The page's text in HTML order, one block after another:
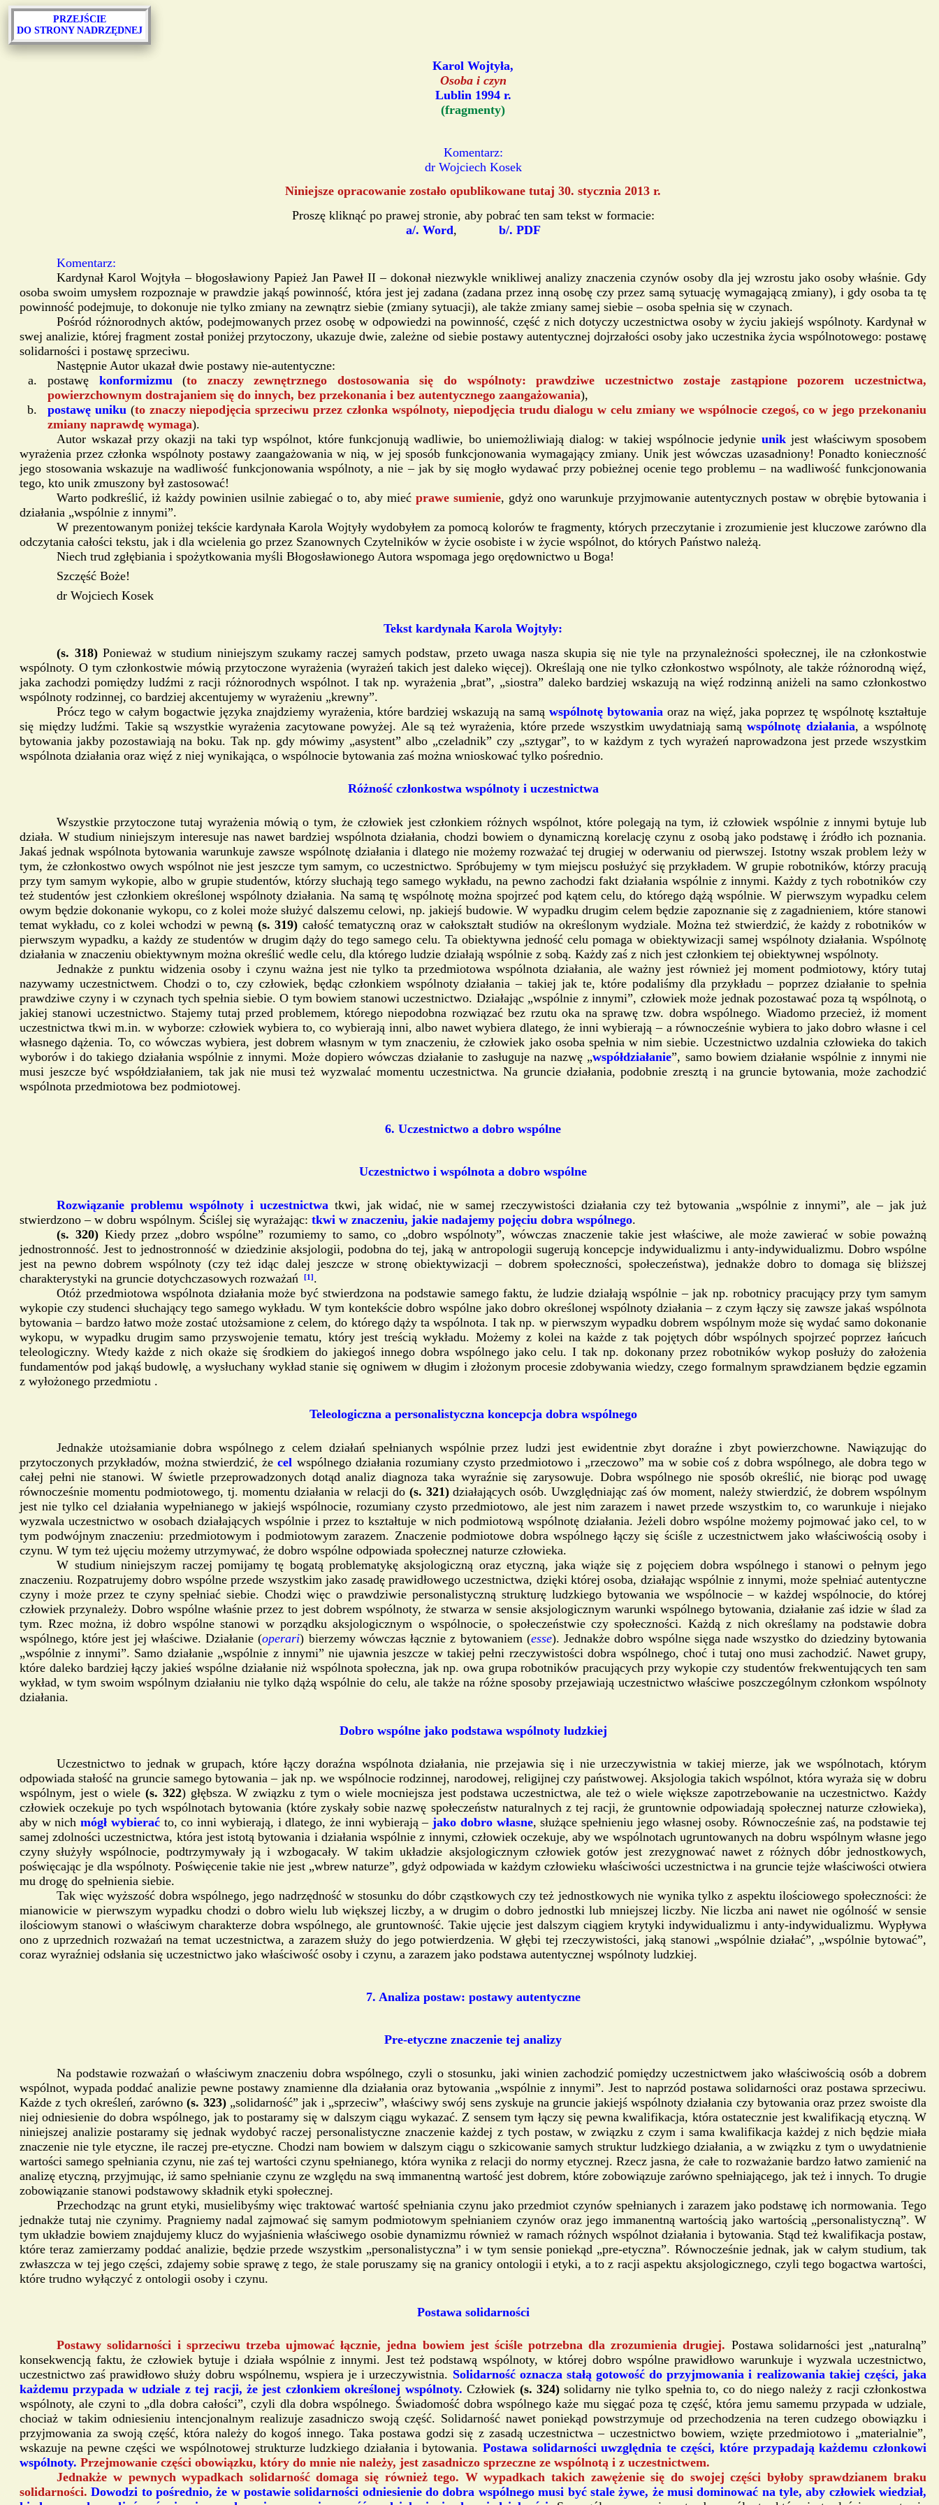
PRZEJŚCIE
DO STRONY NADRZĘDNEJ
Karol Wojtyła,
Osoba i czyn
Lublin 1994 r.
(fragmenty)
Komentarz:
dr Wojciech Kosek
Niniejsze opracowanie zostało opublikowane tutaj 30. stycznia 2013 r.
Proszę kliknąć po prawej stronie, aby pobrać ten sam tekst w formacie:
a/. Word, b/. PDF
Komentarz:
Kardynał Karol Wojtyła – błogosławiony Papież Jan Paweł II – dokonał niezwykle wnikliwej analizy znaczenia czynów osoby dla jej wzrostu jako osoby właśnie. Gdy
osoba swoim umysłem rozpoznaje w prawdzie jakąś powinność, która jest jej zadana (zadana przez inną osobę czy przez samą sytuację wymagającą zmiany), i gdy osoba ta tę
powinność podejmuje, to dokonuje nie tylko zmiany na zewnątrz siebie (zmiany sytuacji), ale także zmiany samej siebie – osoba spełnia się w czynach.
Pośród różnorodnych aktów, podejmowanych przez osobę w odpowiedzi na powinność, część z nich dotyczy uczestnictwa osoby w życiu jakiejś wspólnoty. Kardynał w
swej analizie, której fragment został poniżej przytoczony, ukazuje dwie, zależne od siebie postawy autentycznej dojrzałości osoby jako uczestnika życia wspólnotowego: postawę
solidarności i postawę sprzeciwu.
Następnie Autor ukazał dwie postawy nie-autentyczne:
postawę konformizmu(to znaczy zewnętrznego dostosowania się do wspólnoty: prawdziwe uczestnictwo zostaje zastąpione pozorem uczestnictwa,
powierzchownym dostrajaniem się do innych, bez przekonania i bez autentycznego zaangażowania),
postawę uniku (to znaczy niepodjęcia sprzeciwu przez członka wspólnoty, niepodjęcia trudu dialogu w celu zmiany we wspólnocie czegoś, co w jego przekonaniu
zmiany naprawdę wymaga).
Autor wskazał przy okazji na taki typ wspólnot, które funkcjonują wadliwie, bo uniemożliwiają dialog: w takiej wspólnocie jedynie unikjest właściwym sposobem
wyrażenia przez członka wspólnoty postawy zaangażowania w nią, w jej sposób funkcjonowania wymagający zmiany. Unik jest wówczas uzasadniony! Ponadto konieczność
jego stosowania wskazuje na wadliwość funkcjonowania wspólnoty, a nie – jak by się mogło wydawać przy pobieżnej ocenie tego problemu – na wadliwość funkcjonowania
tego, kto unik zmuszony był zastosować!
Warto podkreślić, iż każdy powinien usilnie zabiegać o to, aby miećprawe sumienie, gdyż ono warunkuje przyjmowanie autentycznych postaw w obrębie bytowania i
działania „wspólnie z innymi”.
W prezentowanym poniżej tekście kardynała Karola Wojtyły wydobyłem za pomocą kolorów te fragmenty, których przeczytanie i zrozumienie jest kluczowe zarówno dla
odczytania całości tekstu, jak i dla wcielenia go przez Szanownych Czytelników w życie osobiste i w życie wspólnot, do których Państwo należą.
Niech trud zgłębiania i spożytkowania myśli Błogosławionego Autora wspomaga jego orędownictwo u Boga!
Szczęść Boże!
dr Wojciech Kosek
Tekst kardynała Karola Wojtyły:
(s. 318)Ponieważ w studium niniejszym szukamy raczej samych podstaw, przeto uwaga nasza skupia się nie tyle na przynależności społecznej, ile na członkostwie
wspólnoty. O tym członkostwie mówią przytoczone wyrażenia (wyrażeń takich jest daleko więcej). Określają one nie tylko członkostwo wspólnoty, ale także różnorodną więź,
jaka zachodzi pomiędzy ludźmi z racji różnorodnych wspólnot. I tak np. wyrażenia „brat”, „siostra” daleko bardziej wskazują na więź rodzinną aniżeli na samo członkostwo
wspólnoty rodzinnej, co bardziej akcentujemy w wyrażeniu „krewny”.
Prócz tego w całym bogactwie języka znajdziemy wyrażenia, które bardziej wskazują na samą wspólnotę bytowania oraz na więź, jaka poprzez tę wspólnotę kształtuje
się między ludźmi. Takie są wszystkie wyrażenia zacytowane powyżej. Ale są też wyrażenia, które przede wszystkim uwydatniają samąwspólnotę działania, a wspólnotę
bytowania jakby pozostawiają na boku. Tak np. gdy mówimy „asystent” albo „czeladnik” czy „sztygar”, to w każdym z tych wyrażeń naprowadzona jest przede wszystkim
wspólnota działania oraz więź z niej wynikająca, o wspólnocie bytowania zaś można wnioskować tylko pośrednio.
Różność członkostwa wspólnoty i uczestnictwa
Wszystkie przytoczone tutaj wyrażenia mówią o tym, że człowiek jest członkiem różnych wspólnot, które polegają na tym, iż człowiek wspólnie z innymi bytuje lub
działa. W studium niniejszym interesuje nas nawet bardziej wspólnota działania, chodzi bowiem o dynamiczną korelację czynu z osobą jako podstawę i źródło ich poznania.
Jakaś jednak wspólnota bytowania warunkuje zawsze wspólnotę działania i dlatego nie możemy rozważać tej drugiej w oderwaniu od pierwszej. Istotny wszak problem leży w
tym, że członkostwo owych wspólnot nie jest jeszcze tym samym, co uczestnictwo. Spróbujemy w tym miejscu posłużyć się przykładem. W grupie robotników, którzy pracują
przy tym samym wykopie, albo w grupie studentów, którzy słuchają tego samego wykładu, na pewno zachodzi fakt działania wspólnie z innymi. Każdy z tych robotników czy
też studentów jest członkiem określonej wspólnoty działania. Na samą tę wspólnotę można spojrzeć pod kątem celu, do którego dążą wspólnie. W pierwszym wypadku celem
owym będzie dokonanie wykopu, co z kolei może służyć dalszemu celowi, np. jakiejś budowie. W wypadku drugim celem będzie zapoznanie się z zagadnieniem, które stanowi
temat wykładu, co z kolei wchodzi w pewną (s. 319) całość tematyczną oraz w całokształt studiów na określonym wydziale. Można też stwierdzić, że każdy z robotników w
pierwszym wypadku, a każdy ze studentów w drugim dąży do tego samego celu. Ta obiektywna jedność celu pomaga w obiektywizacji samej wspólnoty działania. Wspólnotę
działania w znaczeniu obiektywnym można określić wedle celu, dla którego ludzie działają wspólnie z sobą. Każdy zaś z nich jest członkiem tej obiektywnej wspólnoty.
Jednakże z punktu widzenia osoby i czynu ważna jest nie tylko ta przedmiotowa wspólnota działania, ale ważny jest również jej moment podmiotowy, który tutaj
nazywamy uczestnictwem. Chodzi o to, czy człowiek, będąc członkiem wspólnoty działania – takiej jak te, które podaliśmy dla przykładu – poprzez działanie to spełnia
prawdziwe czyny i w czynach tych spełnia siebie. O tym bowiem stanowi uczestnictwo. Działając „wspólnie z innymi”, człowiek może jednak pozostawać poza tą wspólnotą, o
jakiej stanowi uczestnictwo. Stajemy tutaj przed problemem, którego niepodobna rozwiązać bez rzutu oka na sprawę tzw. dobra wspólnego. Wiadomo przecież, iż moment
uczestnictwa tkwi m.in. w wyborze: człowiek wybiera to, co wybierają inni, albo nawet wybiera dlatego, że inni wybierają – a równocześnie wybiera to jako dobro własne i cel
własnego dążenia. To, co wówczas wybiera, jest dobrem własnym w tym znaczeniu, że człowiek jako osoba spełnia w nim siebie. Uczestnictwo uzdalnia człowieka do takich
wyborów i do takiego działania wspólnie z innymi. Może dopiero wówczas działanie to zasługuje na nazwę „współdziałanie”, samo bowiem działanie wspólnie z innymi nie
musi jeszcze być współdziałaniem, tak jak nie musi też wyzwalać momentu uczestnictwa. Na gruncie działania, podobnie zresztą i na gruncie bytowania, może zachodzić
wspólnota przedmiotowa bez podmiotowej.
6. Uczestnictwo a dobro wspólne
Uczestnictwo i wspólnota a dobro wspólne
Rozwiązanie problemu wspólnoty i uczestnictwatkwi, jak widać, nie w samej rzeczywistości działania czy też bytowania „wspólnie z innymi”, ale – jak już
stwierdzono – w dobru wspólnym. Ściślej się wyrażając: tkwi w znaczeniu, jakie nadajemy pojęciu dobra wspólnego.
(s. 320) Kiedy przez „dobro wspólne” rozumiemy to samo, co „dobro wspólnoty”, wówczas znaczenie takie jest właściwe, ale może zawierać w sobie poważną
jednostronność. Jest to jednostronność w dziedzinie aksjologii, podobna do tej, jaką w antropologii sugerują koncepcje indywidualizmu i anty-indywidualizmu. Dobro wspólne
jest na pewno dobrem wspólnoty (czy też idąc dalej jeszcze w stronę obiektywizacji – dobrem społeczności, społeczeństwa), jednakże dobro to domaga się bliższej
charakterystyki na gruncie dotychczasowych rozważań
[1].
Otóż przedmiotowa wspólnota działania może być stwierdzona na podstawie samego faktu, że ludzie działają wspólnie – jak np. robotnicy pracujący przy tym samym
wykopie czy studenci słuchający tego samego wykładu. W tym kontekście dobro wspólne jako dobro określonej wspólnoty działania – z czym łączy się zawsze jakaś wspólnota
bytowania – bardzo łatwo może zostać utożsamione z celem, do którego dąży ta wspólnota. I tak np. w pierwszym wypadku dobrem wspólnym może się wydać samo dokonanie
wykopu, w wypadku drugim samo przyswojenie tematu, który jest treścią wykładu. Możemy z kolei na każde z tak pojętych dóbr wspólnych spojrzeć poprzez łańcuch
teleologiczny. Wtedy każde z nich okaże się środkiem do jakiegoś innego dobra wspólnego jako celu. I tak np. dokonany przez robotników wykop posłuży do założenia
fundamentów pod jakąś budowlę, a wysłuchany wykład stanie się ogniwem w długim i złożonym procesie zdobywania wiedzy, czego formalnym sprawdzianem będzie egzamin
z wyłożonego przedmiotu .
Teleologiczna a personalistyczna koncepcja dobra wspólnego
Jednakże utożsamianie dobra wspólnego z celem działań spełnianych wspólnie przez ludzi jest ewidentnie zbyt doraźne i zbyt powierzchowne. Nawiązując do
przytoczonych przykładów, można stwierdzić, żecel wspólnego działania rozumiany czysto przedmiotowo i „rzeczowo” ma w sobie coś z dobra wspólnego, ale dobra tego w
całej pełni nie stanowi. W świetle przeprowadzonych dotąd analiz diagnoza taka wyraźnie się zarysowuje. Dobra wspólnego nie sposób określić, nie biorąc pod uwagę
równocześnie momentu podmiotowego, tj. momentu działania w relacji do (s. 321)działających osób. Uwzględniając zaś ów moment, należy stwierdzić, że dobrem wspólnym
jest nie tylko cel działania wypełnianego w jakiejś wspólnocie, rozumiany czysto przedmiotowo, ale jest nim zarazem i nawet przede wszystkim to, co warunkuje i niejako
wyzwala uczestnictwo w osobach działających wspólnie i przez to kształtuje w nich podmiotową wspólnotę działania. Jeżeli dobro wspólne możemy pojmować jako cel, to w
tym podwójnym znaczeniu: przedmiotowym i podmiotowym zarazem. Znaczenie podmiotowe dobra wspólnego łączy się ściśle z uczestnictwem jako właściwością osoby i
czynu. W tym też ujęciu możemy utrzymywać, że dobro wspólne odpowiada społecznej naturze człowieka.
W studium niniejszym raczej pomijamy tę bogatą problematykę aksjologiczną oraz etyczną, jaka wiąże się z pojęciem dobra wspólnego i stanowi o pełnym jego
znaczeniu. Rozpatrujemy dobro wspólne przede wszystkim jako zasadę prawidłowego uczestnictwa, dzięki której osoba, działając wspólnie z innymi, może spełniać autentyczne
czyny i może przez te czyny spełniać siebie. Chodzi więc o prawdziwie personalistyczną strukturę ludzkiego bytowania we wspólnocie – w każdej wspólnocie, do której
człowiek przynależy. Dobro wspólne właśnie przez to jest dobrem wspólnoty, że stwarza w sensie aksjologicznym warunki wspólnego bytowania, działanie zaś idzie w ślad za
tym. Rzec można, iż dobro wspólne stanowi w porządku aksjologicznym o wspólnocie, o społeczeństwie czy społeczności. Każdą z nich określamy na podstawie dobra
wspólnego, które jest jej właściwe. Działanie (operari) bierzemy wówczas łącznie z bytowaniem (esse). Jednakże dobro wspólne sięga nade wszystko do dziedziny bytowania
„wspólnie z innymi”. Samo działanie „wspólnie z innymi” nie ujawnia jeszcze w takiej pełni rzeczywistości dobra wspólnego, choć i tutaj ono musi zachodzić. Nawet grupy,
które daleko bardziej łączy jakieś wspólne działanie niż wspólnota społeczna, jak np. owa grupa robotników pracujących przy wykopie czy studentów frekwentujących ten sam
wykład, w tym swoim wspólnym działaniu nie tylko dążą wspólnie do celu, ale także na różne sposoby przejawiają uczestnictwo właściwe poszczególnym członkom wspólnoty
działania.
Dobro wspólne jako podstawa wspólnoty ludzkiej
Uczestnictwo to jednak w grupach, które łączy doraźna wspólnota działania, nie przejawia się i nie urzeczywistnia w takiej mierze, jak we wspólnotach, którym
odpowiada stałość na gruncie samego bytowania – jak np. we wspólnocie rodzinnej, narodowej, religijnej czy państwowej. Aksjologia takich wspólnot, która wyraża się w dobru
wspólnym, jest o wiele(s. 322) głębsza. W związku z tym o wiele mocniejsza jest podstawa uczestnictwa, ale też o wiele większe zapotrzebowanie na uczestnictwo. Każdy
człowiek oczekuje po tych wspólnotach bytowania (które zyskały sobie nazwę społeczeństw naturalnych z tej racji, że gruntownie odpowiadają społecznej naturze człowieka),
aby w nichmógł wybierać to, co inni wybierają, i dlatego, że inni wybierają –jako dobro własne, służące spełnieniu jego własnej osoby. Równocześnie zaś, na podstawie tej
samej zdolności uczestnictwa, która jest istotą bytowania i działania wspólnie z innymi, człowiek oczekuje, aby we wspólnotach ugruntowanych na dobru wspólnym własne jego
czyny służyły wspólnocie, podtrzymywały ją i wzbogacały. W takim układzie aksjologicznym człowiek gotów jest zrezygnować nawet z różnych dóbr jednostkowych,
poświęcając je dla wspólnoty. Poświęcenie takie nie jest „wbrew naturze”, gdyż odpowiada w każdym człowieku właściwości uczestnictwa i na gruncie tejże właściwości otwiera
mu drogę do spełnienia siebie.
Tak więc wyższość dobra wspólnego, jego nadrzędność w stosunku do dóbr cząstkowych czy też jednostkowych nie wynika tylko z aspektu ilościowego społeczności: że
mianowicie w pierwszym wypadku chodzi o dobro wielu lub większej liczby, a w drugim o dobro jednostki lub mniejszej liczby. Nie liczba ani nawet nie ogólność w sensie
ilościowym stanowi o właściwym charakterze dobra wspólnego, ale gruntowność. Takie ujęcie jest dalszym ciągiem krytyki indywidualizmu i anty-indywidualizmu. Wypływa
ono z uprzednich rozważań na temat uczestnictwa, a zarazem służy do jego potwierdzenia. W głębi tej rzeczywistości, jaką stanowi „wspólnie działać”, „wspólnie bytować”,
coraz wyraźniej odsłania się uczestnictwo jako właściwość osoby i czynu, a zarazem jako podstawa autentycznej wspólnoty ludzkiej.
7. Analiza postaw: postawy autentyczne
Pre-etyczne znaczenie tej analizy
Na podstawie rozważań o właściwym znaczeniu dobra wspólnego, czyli o stosunku, jaki winien zachodzić pomiędzy uczestnictwem jako właściwością osób a dobrem
wspólnot, wypada poddać analizie pewne postawy znamienne dla działania oraz bytowania „wspólnie z innymi”. Jest to naprzód postawa solidarności oraz postawa sprzeciwu.
Każde z tych określeń, zarówno(s. 323) „solidarność” jak i „sprzeciw”, właściwy swój sens zyskuje na gruncie jakiejś wspólnoty działania czy bytowania oraz przez swoiste dla
niej odniesienie do dobra wspólnego, jak to postaramy się w dalszym ciągu wykazać. Z sensem tym łączy się pewna kwalifikacja, która ostatecznie jest kwalifikacją etyczną. W
niniejszej analizie postaramy się jednak wydobyć raczej personalistyczne znaczenie każdej z tych postaw, w związku z czym i sama kwalifikacja każdej z nich będzie miała
znaczenie nie tyle etyczne, ile raczej pre-etyczne. Chodzi nam bowiem w dalszym ciągu o szkicowanie samych struktur ludzkiego działania, a w związku z tym o uwydatnienie
wartości samego spełniania czynu, nie zaś tej wartości czynu spełnianego, która wynika z relacji do normy etycznej. Rzecz jasna, że całe to rozważanie bardzo łatwo zamienić na
analizę etyczną, przyjmując, iż samo spełnianie czynu ze względu na swą immanentną wartość jest dobrem, które zobowiązuje zarówno spełniającego, jak też i innych. To drugie
zobowiązanie stanowi podstawowy składnik etyki społecznej.
Przechodząc na grunt etyki, musielibyśmy więc traktować wartość spełniania czynu jako przedmiot czynów spełnianych i zarazem jako podstawę ich normowania. Tego
jednakże tutaj nie czynimy. Pragniemy nadal zajmować się samym podmiotowym spełnianiem czynów oraz jego immanentną wartością jako wartością „personalistyczną”. W
tym układzie bowiem znajdujemy klucz do wyjaśnienia właściwego osobie dynamizmu również w ramach różnych wspólnot działania i bytowania. Stąd też kwalifikacja postaw,
które teraz zamierzamy poddać analizie, będzie przede wszystkim „personalistyczna” i w tym sensie poniekąd „pre-etyczna”. Równocześnie jednak, jak w całym studium, tak
zwłaszcza w tej jego części, zdajemy sobie sprawę z tego, że stale poruszamy się na granicy ontologii i etyki, a to z racji aspektu aksjologicznego, czyli tego bogactwa wartości,
które trudno wyłączyć z ontologii osoby i czynu.
Postawa solidarności
Postawy solidarności i sprzeciwu trzeba ujmować łącznie, jedna bowiem jest ściśle potrzebna dla zrozumienia drugiej. Postawa solidarności jest „naturalną”
konsekwencją faktu, że człowiek bytuje i działa wspólnie z innymi. Jest też podstawą wspólnoty, w której dobro wspólne prawidłowo warunkuje i wyzwala uczestnictwo,
uczestnictwo zaś prawidłowo służy dobru wspólnemu, wspiera je i urzeczywistnia. Solidarność oznacza stałą gotowość do przyjmowania i realizowania takiej części, jaka
każdemu przypada w udziale z tej racji, że jest członkiem określonej wspólnoty.Człowiek (s. 324)solidarny nie tylko spełnia to, co do niego należy z racji członkostwa
wspólnoty, ale czyni to „dla dobra całości”, czyli dla dobra wspólnego. Świadomość dobra wspólnego każe mu sięgać poza tę część, która jemu samemu przypada w udziale,
chociaż w takim odniesieniu intencjonalnym realizuje zasadniczo swoją część. Solidarność nawet poniekąd powstrzymuje od przechodzenia na teren cudzego obowiązku i
przyjmowania za swoją część, która należy do kogoś innego. Taka postawa godzi się z zasadą uczestnictwa – uczestnictwo bowiem, wzięte przedmiotowo i „materialnie”,
wskazuje na pewne części we wspólnotowej strukturze ludzkiego działania i bytowania. Postawa solidarności uwzględnia te części, które przypadają każdemu członkowi
wspólnoty. Przejmowanie części obowiązku, który do mnie nie należy, jest zasadniczo sprzeczne ze wspólnotą i z uczestnictwem.
Jednakże w pewnych wypadkach solidarność domaga się również tego. W wypadkach takich zawężenie się do swojej części byłoby sprawdzianem braku
solidarności.Dowodzi to pośrednio, że w postawie solidarności odniesienie do dobra wspólnego musi być stale żywe, że musi dominować na tyle, aby człowiek wiedział,